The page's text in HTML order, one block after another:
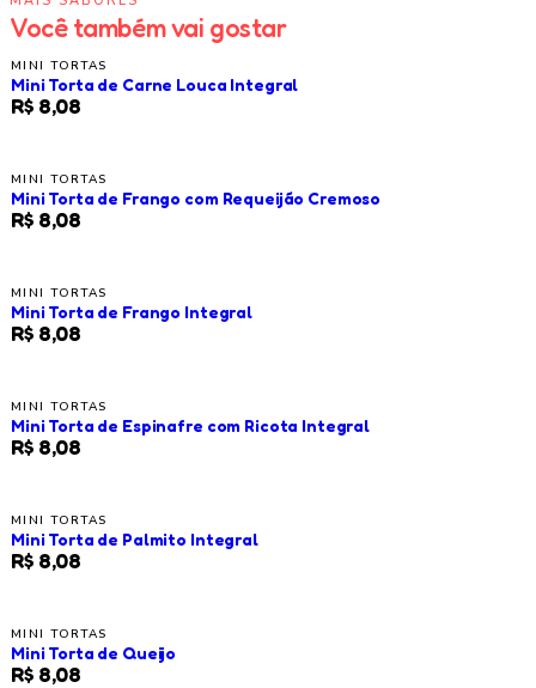
Você também vai gostar
MINI TORTAS
Mini Torta de Carne Louca Integral
R$ 8,08
MINI TORTAS
Mini Torta de Frango com Requeijão Cremoso
R$ 8,08
MINI TORTAS
Mini Torta de Frango Integral
R$ 8,08
MINI TORTAS
Mini Torta de Espinafre com Ricota Integral
R$ 8,08
MINI TORTAS
Mini Torta de Palmito Integral
R$ 8,08
MINI TORTAS
Mini Torta de Queijo
R$ 8,08